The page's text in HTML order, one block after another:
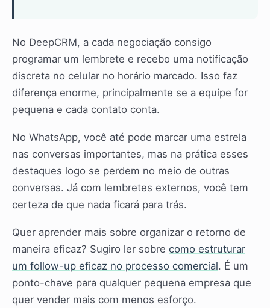
No DeepCRM, a cada negociação consigo
programar um lembrete e recebo uma notificação
discreta no celular no horário marcado. Isso faz
diferença enorme, principalmente se a equipe for
pequena e cada contato conta.
No WhatsApp, você até pode marcar uma estrela
nas conversas importantes, mas na prática esses
destaques logo se perdem no meio de outras
conversas. Já com lembretes externos, você tem
certeza de que nada ficará para trás.
Quer aprender mais sobre organizar o retorno de
maneira eficaz? Sugiro ler sobre como estruturar
um follow-up eficaz no processo comercial. É um
ponto-chave para qualquer pequena empresa que
quer vender mais com menos esforço.